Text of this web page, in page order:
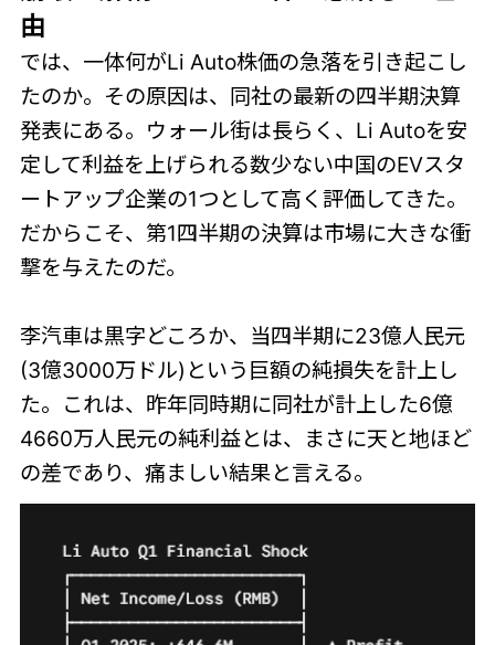
由
では、一体何がLi Auto株価の急落を引き起こし
たのか。その原因は、同社の最新の四半期決算
発表にある。ウォール街は長らく、Li Autoを安
定して利益を上げられる数少ない中国のEVスタ
ートアップ企業の1つとして高く評価してきた。
だからこそ、第1四半期の決算は市場に大きな衝
撃を与えたのだ。
李汽車は黒字どころか、当四半期に23億人民元
(3億3000万ドル)という巨額の純損失を計上し
た。これは、昨年同時期に同社が計上した6億
4660万人民元の純利益とは、まさに天と地ほど
の差であり、痛ましい結果と言える。